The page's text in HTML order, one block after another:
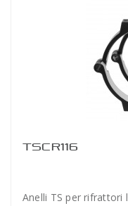
TSCR116
Anelli TS per rifrattori